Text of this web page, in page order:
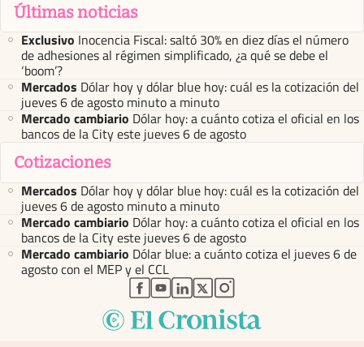
Últimas noticias
Exclusivo Inocencia Fiscal: saltó 30% en diez días el número
de adhesiones al régimen simplificado, ¿a qué se debe el
‘boom’?
Mercados Dólar hoy y dólar blue hoy: cuál es la cotización del
jueves 6 de agosto minuto a minuto
Mercado cambiario Dólar hoy: a cuánto cotiza el oficial en los
bancos de la City este jueves 6 de agosto
Cotizaciones
Mercados Dólar hoy y dólar blue hoy: cuál es la cotización del
jueves 6 de agosto minuto a minuto
Mercado cambiario Dólar hoy: a cuánto cotiza el oficial en los
bancos de la City este jueves 6 de agosto
Mercado cambiario Dólar blue: a cuánto cotiza el jueves 6 de
agosto con el MEP y el CCL
abre en nueva pestaña
abre en nueva pestaña
abre en nueva pestaña
abre en nueva pestaña
abre en nueva pestaña